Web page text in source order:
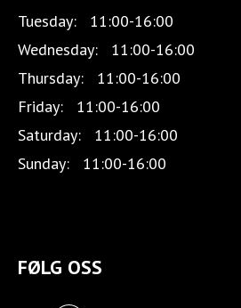
Tuesday:
11:00-16:00
Wednesday:
11:00-16:00
Thursday:
11:00-16:00
Friday:
11:00-16:00
Saturday:
11:00-16:00
Sunday:
11:00-16:00
FØLG OSS